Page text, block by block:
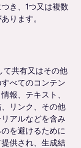
き、1つ又は複数
ります。
て共有又はその他
べてのコンテン
報、テキスト、
リンク、その他
アルなどを含み
を避けるために
供され、生成結